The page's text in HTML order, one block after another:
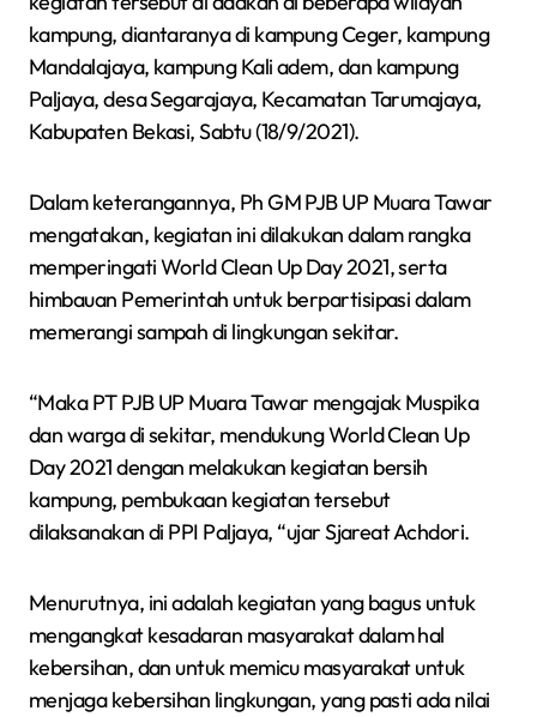
kampung, diantaranya di kampung Ceger, kampung
Mandalajaya, kampung Kali adem, dan kampung
Paljaya, desa Segarajaya, Kecamatan Tarumajaya,
Kabupaten Bekasi, Sabtu (18/9/2021).
Dalam keterangannya, Ph GM PJB UP Muara Tawar
mengatakan, kegiatan ini dilakukan dalam rangka
memperingati World Clean Up Day 2021, serta
himbauan Pemerintah untuk berpartisipasi dalam
memerangi sampah di lingkungan sekitar.
“Maka PT PJB UP Muara Tawar mengajak Muspika
dan warga di sekitar, mendukung World Clean Up
Day 2021 dengan melakukan kegiatan bersih
kampung, pembukaan kegiatan tersebut
dilaksanakan di PPI Paljaya, “ujar Sjareat Achdori.
Menurutnya, ini adalah kegiatan yang bagus untuk
mengangkat kesadaran masyarakat dalam hal
kebersihan, dan untuk memicu masyarakat untuk
menjaga kebersihan lingkungan, yang pasti ada nilai